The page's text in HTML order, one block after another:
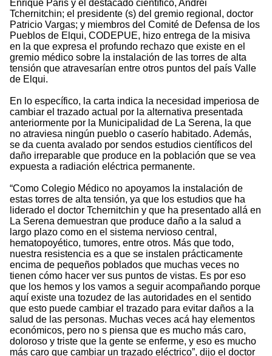
Enrique Paris y el destacado científico, Andrei
Tchernitchin; el presidente (s) del gremio regional, doctor
Patricio Vargas; y miembros del Comité de Defensa de los
Pueblos de Elqui, CODEPUE, hizo entrega de la misiva
en la que expresa el profundo rechazo que existe en el
gremio médico sobre la instalación de las torres de alta
tensión que atravesarían entre otros puntos del país Valle
de Elqui.
En lo específico, la carta indica la necesidad imperiosa de
cambiar el trazado actual por la alternativa presentada
anteriormente por la Municipalidad de La Serena, la que
no atraviesa ningún pueblo o caserío habitado. Además,
se da cuenta avalado por sendos estudios científicos del
daño irreparable que produce en la población que se vea
expuesta a radiación eléctrica permanente.
“Como Colegio Médico no apoyamos la instalación de
estas torres de alta tensión, ya que los estudios que ha
liderado el doctor Tchernitchin y que ha presentado allá en
La Serena demuestran que produce daño a la salud a
largo plazo como en el sistema nervioso central,
hematopoyético, tumores, entre otros. Más que todo,
nuestra resistencia es a que se instalen prácticamente
encima de pequeños poblados que muchas veces no
tienen cómo hacer ver sus puntos de vistas. Es por eso
que los hemos y los vamos a seguir acompañando porque
aquí existe una tozudez de las autoridades en el sentido
que esto puede cambiar el trazado para evitar daños a la
salud de las personas. Muchas veces acá hay elementos
económicos, pero no s piensa que es mucho más caro,
doloroso y triste que la gente se enferme, y eso es mucho
más caro que cambiar un trazado eléctrico”, dijo el doctor